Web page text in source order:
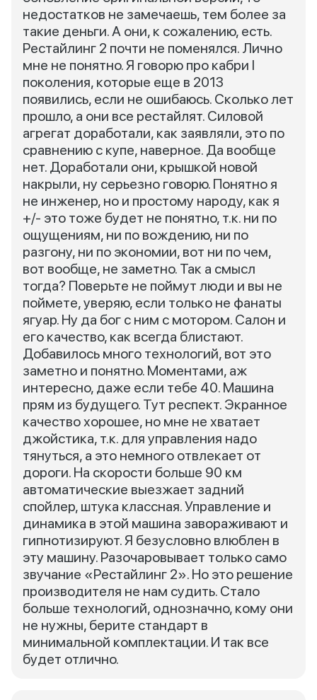
недостатков не замечаешь, тем более за
такие деньги. А они, к сожалению, есть.
Рестайлинг 2 почти не поменялся. Лично
мне не понятно. Я говорю про кабри I
поколения, которые еще в 2013
появились, если не ошибаюсь. Сколько лет
прошло, а они все рестайлят. Силовой
агрегат доработали, как заявляли, это по
сравнению с купе, наверное. Да вообще
нет. Доработали они, крышкой новой
накрыли, ну серьезно говорю. Понятно я
не инженер, но и простому народу, как я
+/- это тоже будет не понятно, т.к. ни по
ощущениям, ни по вождению, ни по
разгону, ни по экономии, вот ни по чем,
вот вообще, не заметно. Так а смысл
тогда? Поверьте не поймут люди и вы не
поймете, уверяю, если только не фанаты
ягуар. Ну да бог с ним с мотором. Салон и
его качество, как всегда блистают.
Добавилось много технологий, вот это
заметно и понятно. Моментами, аж
интересно, даже если тебе 40. Машина
прям из будущего. Тут респект. Экранное
качество хорошее, но мне не хватает
джойстика, т.к. для управления надо
тянуться, а это немного отвлекает от
дороги. На скорости больше 90 км
автоматические выезжает задний
спойлер, штука классная. Управление и
динамика в этой машина завораживают и
гипнотизируют. Я безусловно влюблен в
эту машину. Разочаровывает только само
звучание «Рестайлинг 2». Но это решение
производителя не нам судить. Стало
больше технологий, однозначно, кому они
не нужны, берите стандарт в
минимальной комплектации. И так все
будет отлично.